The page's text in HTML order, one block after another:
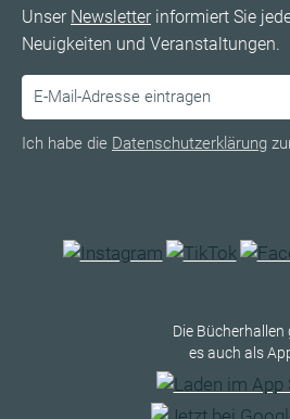
Unser Newsletterinformiert Sie
Neuigkeiten und Veranstaltungen.
Ich habe die Datenschutzerklärung
Die Bücherhallen
es auch als